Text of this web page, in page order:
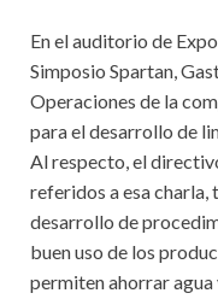
En el auditorio de
Simposio Spartan,
Operaciones de la
para el desarrollo de
Al respecto, el
referidos a esa charla,
desarrollo de
buen uso de los
permiten ahorrar agua